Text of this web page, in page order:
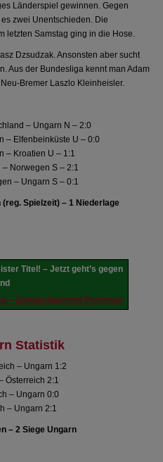
Länderspiel gewinnen. Gegen
zwei Unentschieden. Die
letzten Samstag ging in die Hose.
Dzsudzak. Ansonsten aber sucht
Aus der Bundesliga kennt man Adam
Bremer Laszlo Kleinheisler.
– Ungarn N – 2:0
– Elfenbeinküste U – 0:0
– Kroatien U – 1:1
Norwegen S – 2:1
– Ungarn S – 0:1
Spielzeit) – 1 Niederlage
Titel! – Jetzt geht’s gegen
– Bundesligatrend Prognose
Statistik
– Ungarn 1:2
Österreich 2:1
– Ungarn 0:0
– Ungarn 2:1
– 2 Siege Ungarn